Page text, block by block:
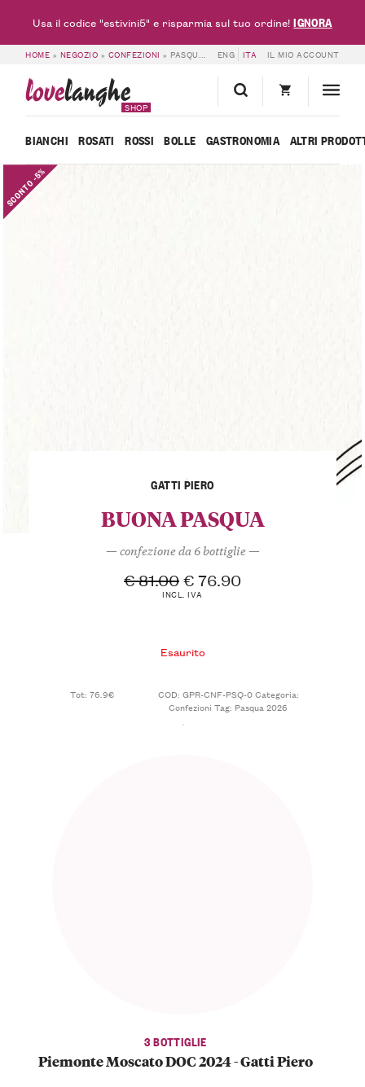
HOME » NEGOZIO » CONFEZIONI » PASQUA – GATTI PIERO ENG ITA IL MIO ACCOUNT
lovelanghe
SHOP
BIANCHI ROSATI ROSSI BOLLE GASTRONOMIA ALTRI
SCONTO -5%
GATTI PIERO
BUONA PASQUA
— confezione da 6 bottiglie —
€81.00 € 76.90
INCL. IVA
Esaurito
Tot: 76.9€ COD: GPR-CNF-PSQ-0Categoria:
Confezioni Tag: Pasqua 2026
3 BOTTIGLIE
Piemonte Moscato DOC 2024 - Gatti Piero
Usa il codice "estivini5" e risparmia sul tuo ordine!IGNORA